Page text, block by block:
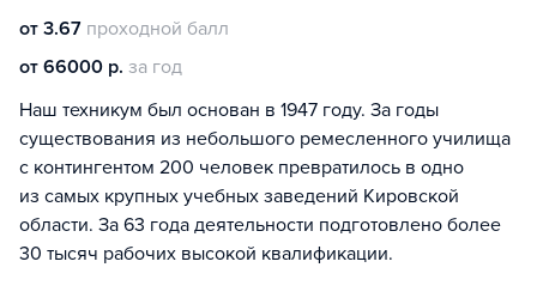
от 3.67 проходной балл
от 66000 р. за год
Наш техникум был основан в 1947 году. За годы
существования из небольшого ремесленного училища
с контингентом 200 человек превратилось в одно
из самых крупных учебных заведений Кировской
области. За 63 года деятельности подготовлено более
30 тысяч рабочих высокой квалификации.